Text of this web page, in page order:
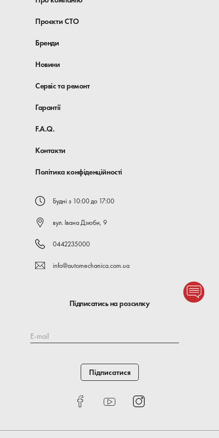
Проєкти СТО
Бренди
Новини
Сервіс та ремонт
Гарантії
F.A.Q.
Контакти
Політика конфіденційності
Будні з 10:00 до 17:00
вул. Івана Дзюби, 9
0442235000
info@automechanica.com.ua
Підписатись на розсилку
E-mail
Підписатися